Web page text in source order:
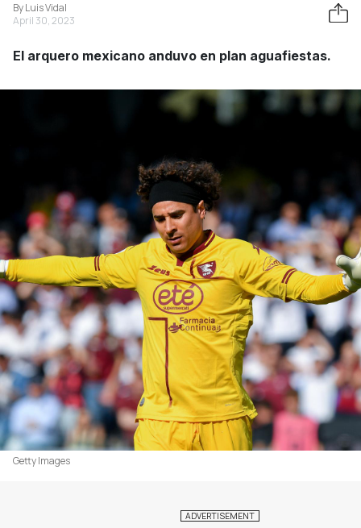
By Luis Vidal
April 30, 2023
El arquero mexicano anduvo en plan aguafiestas.
Getty Images